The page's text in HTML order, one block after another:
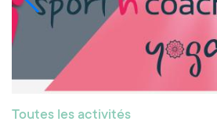
Toutes les activités